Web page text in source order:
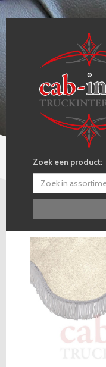
Zoek een product: